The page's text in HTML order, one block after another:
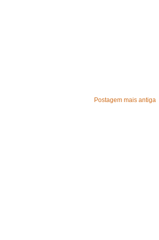
Postagem mais antiga